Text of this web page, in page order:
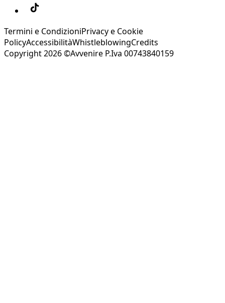
Termini e CondizioniPrivacy e Cookie
PolicyAccessibilitàWhistleblowingCredits
Copyright 2026 ©Avvenire P.Iva 00743840159